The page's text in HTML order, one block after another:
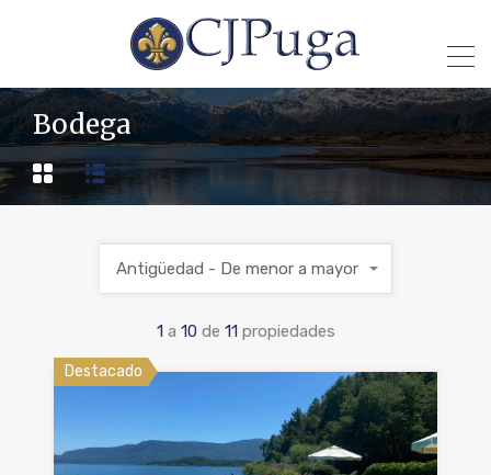
Bodega
1 a 10 de 11 propiedades
Antigüedad - De menor a mayor
Destacado